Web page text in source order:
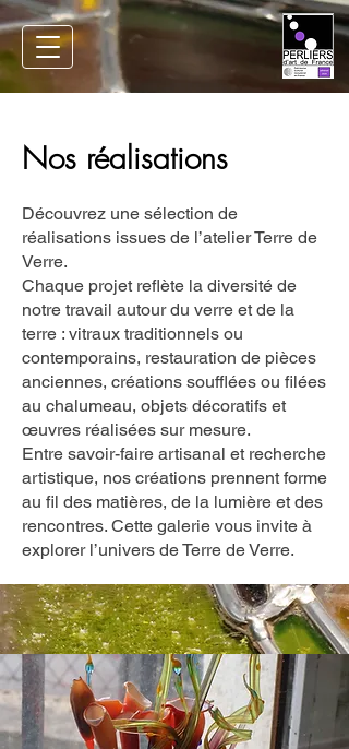
Nos réalisations
Découvrez une sélection de
réalisations issues de l’atelier Terre de
Verre.
Chaque projet reflète la diversité de
notre travail autour du verre et de la
terre : vitraux traditionnels ou
contemporains, restauration de pièces
anciennes, créations soufflées ou filées
au chalumeau, objets décoratifs et
œuvres réalisées sur mesure.
Entre savoir-faire artisanal et recherche
artistique, nos créations prennent forme
au fil des matières, de la lumière et des
rencontres. Cette galerie vous invite à
explorer l’univers de Terre de Verre.